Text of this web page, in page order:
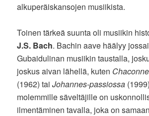
alkuperäiskansojen musiikista.
Toinen tärkeä suunta oli musiikin
J.S. Bach. Bachin aave häälyy
Gubaidulinan musiikin taustalla,
joskus aivan lähellä, kuten
(1962) taiJohannes-passiossa
molemmille säveltäjille on
ilmentäminen tavalla, joka on